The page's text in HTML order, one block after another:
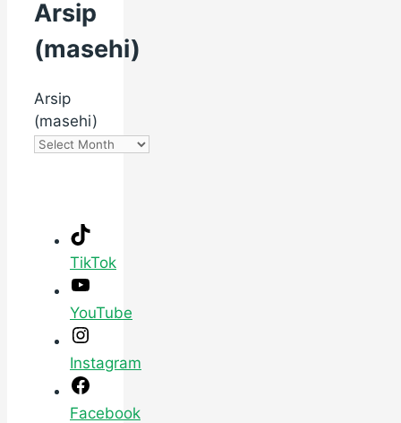
Arsip
(masehi)
Arsip
(masehi)
TikTok
YouTube
Instagram
Facebook